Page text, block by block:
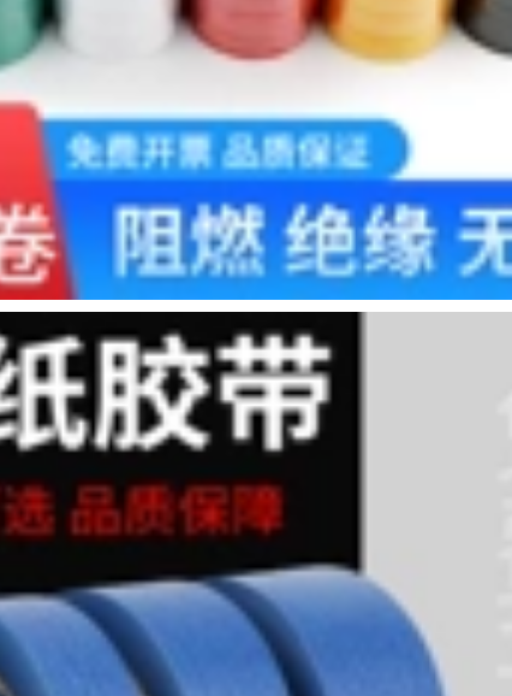
phẩm thủ công mờ,
bán buôn băng keo
hai mặt, loại mỏng
băng keo đen 2 mặt
308,000
Benyida mạnh mẽ
xốp eva keo hai mặt
có độ nhớt cao xốp
dán cố định tường
văn phòng cung cấp
quảng cáo trắng
xốp dán hai mặt
xốp eva móc băng
đục lỗ miễn phí
băng keo đen 2 mặt
193,000